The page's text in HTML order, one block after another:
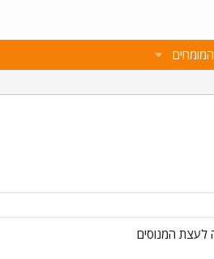
המומחים